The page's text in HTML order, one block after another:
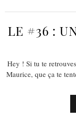
LE #36 :
Hey ! Si tu te
Maurice, que ça te